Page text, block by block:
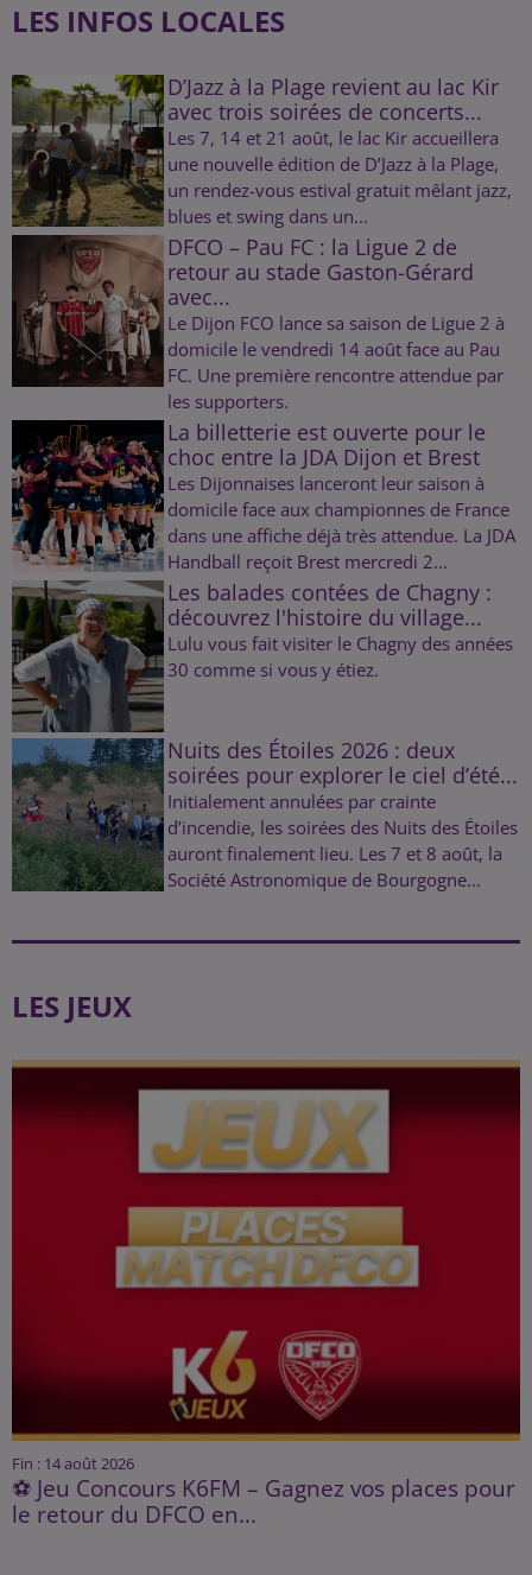
LES INFOS LOCALES
D’Jazz à la Plage revient au lac Kir
avec trois soirées de concerts...
Les 7, 14 et 21 août, le lac Kir accueillera
une nouvelle édition de D’Jazz à la Plage,
un rendez-vous estival gratuit mêlant jazz,
blues et swing dans un...
DFCO – Pau FC : la Ligue 2 de
retour au stade Gaston-Gérard
avec...
Le Dijon FCO lance sa saison de Ligue 2 à
domicile le vendredi 14 août face au Pau
FC. Une première rencontre attendue par
les supporters.
La billetterie est ouverte pour le
choc entre la JDA Dijon et Brest
Les Dijonnaises lanceront leur saison à
domicile face aux championnes de France
dans une affiche déjà très attendue. La JDA
Handball reçoit Brest mercredi 2...
Les balades contées de Chagny :
découvrez l'histoire du village...
Lulu vous fait visiter le Chagny des années
30 comme si vous y étiez.
Nuits des Étoiles 2026 : deux
soirées pour explorer le ciel d’été...
Initialement annulées par crainte
d’incendie, les soirées des Nuits des Étoiles
auront finalement lieu. Les 7 et 8 août, la
Société Astronomique de Bourgogne...
LES JEUX
Fin : 14 août 2026
⚽ Jeu Concours K6FM – Gagnez vos places pour
le retour du DFCO en...